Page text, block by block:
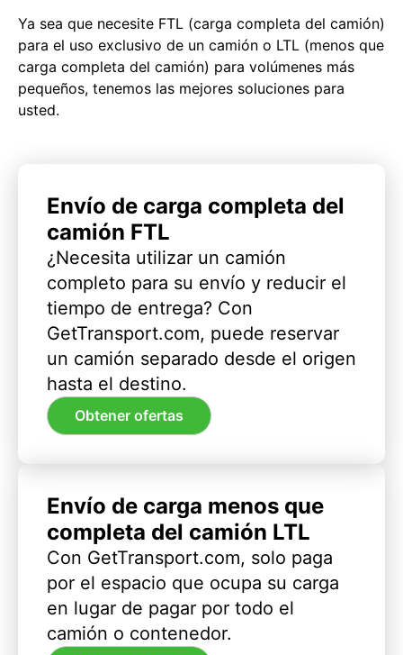
Ya sea que necesite FTL (carga completa del camión)
para el uso exclusivo de un camión o LTL (menos que
carga completa del camión) para volúmenes más
pequeños, tenemos las mejores soluciones para
usted.
Envío de carga completa del
camión FTL
¿Necesita utilizar un camión
completo para su envío y reducir el
tiempo de entrega? Con
GetTransport.com, puede reservar
un camión separado desde el origen
hasta el destino.
Obtener ofertas
Envío de carga menos que
completa del camión LTL
Con GetTransport.com, solo paga
por el espacio que ocupa su carga
en lugar de pagar por todo el
camión o contenedor.